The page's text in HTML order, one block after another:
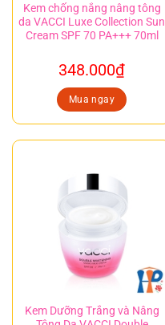
Kem chống nắng nâng tông
da VACCI Luxe Collection Sun
Cream SPF 70 PA+++ 70ml
348.000₫
Mua ngay
Kem Dưỡng Trắng và Nâng